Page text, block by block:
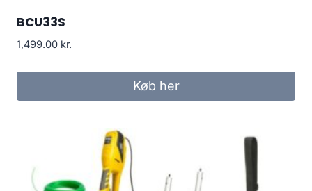
BCU33S
1,499.00 kr.
Køb her